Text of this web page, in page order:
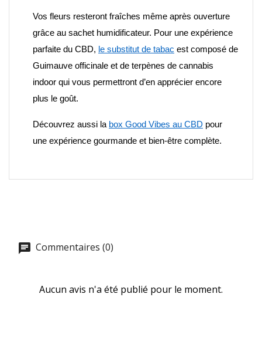
Vos fleurs resteront fraîches même après ouverture
grâce au sachet humidificateur. Pour une expérience
parfaite du CBD, le substitut de tabac est composé de
Guimauve officinale et de terpènes de cannabis
indoor qui vous permettront d’en apprécier encore
plus le goût.
Découvrez aussi la box Good Vibes au CBD pour
une expérience gourmande et bien-être complète.
Commentaires (0)
Aucun avis n'a été publié pour le moment.